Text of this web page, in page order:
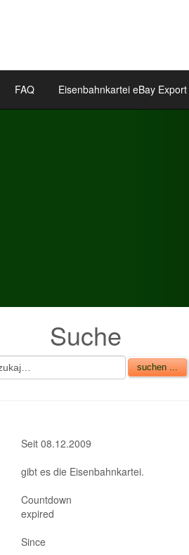
FAQ Eisenbahnkartei eBay Export
Suche
Seit 08.12.2009
gibt es die Eisenbahnkartei.
Countdown
expired
Since